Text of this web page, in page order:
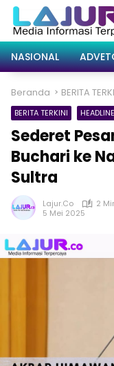
Langsung
konten
NASIONAL
Beranda BERITA
BERITA TERKINI HEADLINE
Sederet
Buchari ke
Sultra
Lajur.co
2
5 Mei 2025